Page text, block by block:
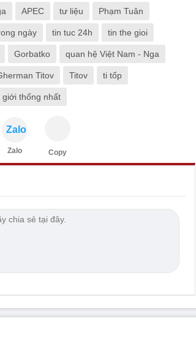
APEC tư liệu Phạm Tuân
ngày tin tuc 24h tin the gioi
Gorbatko quan hệ Việt Nam - Nga
Titov Titov ti tốp
giới thống nhất
Zalo
Zalo Copy